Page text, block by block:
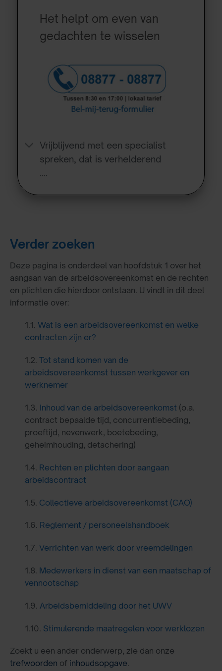
Het helpt om even van
gedachten te wisselen
Vrijblijvend met een specialist
spreken, dat is verhelderend
….
Verder zoeken
Deze pagina is onderdeel van hoofdstuk 1 over het
aangaan van de arbeidsovereenkomst en de rechten
en plichten die hierdoor ontstaan. U vindt in dit deel
informatie over:
1.1. Wat is een arbeidsovereenkomst en welke
contracten zijn er?
1.2. Tot stand komen van de
arbeidsovereenkomst tussen werkgever en
werknemer
1.3. Inhoud van de arbeidsovereenkomst (o.a.
contract bepaalde tijd, concurrentiebeding,
proeftijd, nevenwerk, boetebeding,
geheimhouding, detachering)
1.4. Rechten en plichten door aangaan
arbeidscontract
1.5. Collectieve arbeidsovereenkomst (CAO)
1.6. Reglement / personeelshandboek
1.7. Verrichten van werk door vreemdelingen
1.8. Medewerkers in dienst van een maatschap of
vennootschap
1.9. Arbeidsbemiddeling door het UWV
1.10. Stimulerende maatregelen voor werklozen
Zoekt u een ander onderwerp, zie dan onze
trefwoorden of inhoudsopgave.